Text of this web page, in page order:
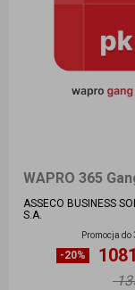
ASSECO BUSINESS
S.A.
Promocja do
-20%
Ilość sztuk